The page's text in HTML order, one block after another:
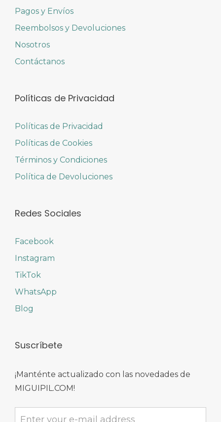
Pagos y Envíos
Reembolsos y Devoluciones
Nosotros
Contáctanos
Políticas de Privacidad
Políticas de Privacidad
Políticas de Cookies
Términos y Condiciones
Política de Devoluciones
Redes Sociales
Facebook
Instagram
TikTok
WhatsApp
Blog
Suscríbete
¡Manténte actualizado con las novedades de
MIGUIPIL.COM!